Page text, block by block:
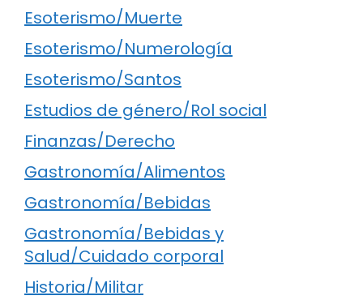
Esoterismo/Muerte
Esoterismo/Numerología
Esoterismo/Santos
Estudios de género/Rol social
Finanzas/Derecho
Gastronomía/Alimentos
Gastronomía/Bebidas
Gastronomía/Bebidas y
Salud/Cuidado corporal
Historia/Militar